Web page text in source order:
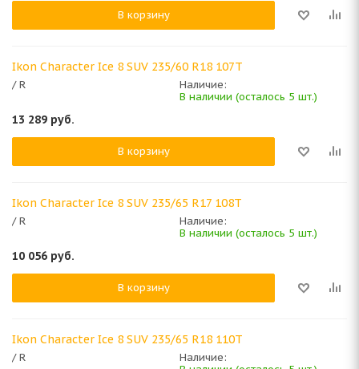
В корзину
Ikon Character Ice 8 SUV 235/60 R18 107T
/ R
Наличие:
В наличии (осталось 5 шт.)
13 289 руб.
В корзину
Ikon Character Ice 8 SUV 235/65 R17 108T
/ R
Наличие:
В наличии (осталось 5 шт.)
10 056 руб.
В корзину
Ikon Character Ice 8 SUV 235/65 R18 110T
/ R
Наличие: